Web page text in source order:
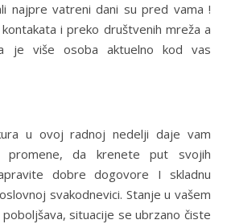
najpre vatreni dani su pred vama !
i preko društvenih mreža a
je više osoba aktuelno kod vas
u ovoj radnoj nedelji daje vam
promene, da krenete put svojih
dobre dogovore I skladnu
svakodnevici. Stanje u vašem
situacije se ubrzano čiste